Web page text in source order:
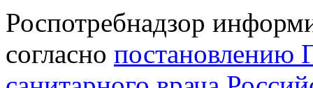
Роспотребнадзор
согласно постановлению